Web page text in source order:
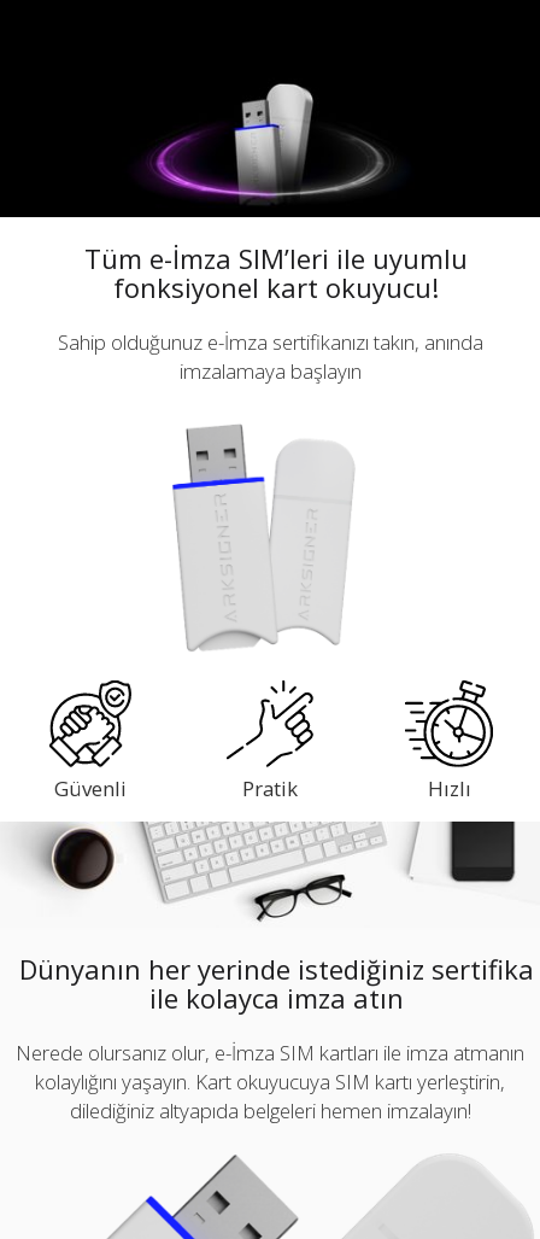
Tüm e-İmza SIM’leri ile uyumlu
fonksiyonel kart okuyucu!
Sahip olduğunuz e-İmza sertifikanızı takın, anında
imzalamaya başlayın
Güvenli Pratik Hızlı
Dünyanın her yerinde istediğiniz sertifika
ile kolayca imza atın
Nerede olursanız olur, e-İmza SIM kartları ile imza atmanın
kolaylığını yaşayın. Kart okuyucuya SIM kartı yerleştirin,
dilediğiniz altyapıda belgeleri hemen imzalayın!